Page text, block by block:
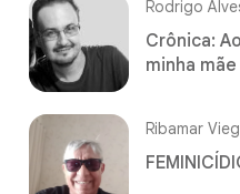
Rodrigo
Crônica:
minha mãe
Ribamar